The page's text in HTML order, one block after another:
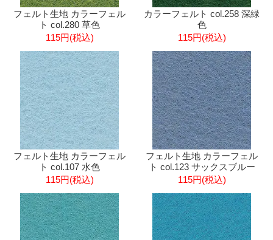
フェルト生地 カラーフェル
ト col.280 草色
115円(税込)
カラーフェルト col.258 深緑
色
115円(税込)
フェルト生地 カラーフェル
ト col.107 水色
115円(税込)
フェルト生地 カラーフェル
ト col.123 サックスブルー
115円(税込)